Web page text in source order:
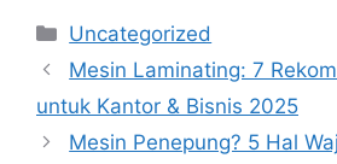
Categories
Uncategorized
Mesin Laminating: 7
untuk Kantor & Bisnis 2025
Mesin Penepung? 5 Hal